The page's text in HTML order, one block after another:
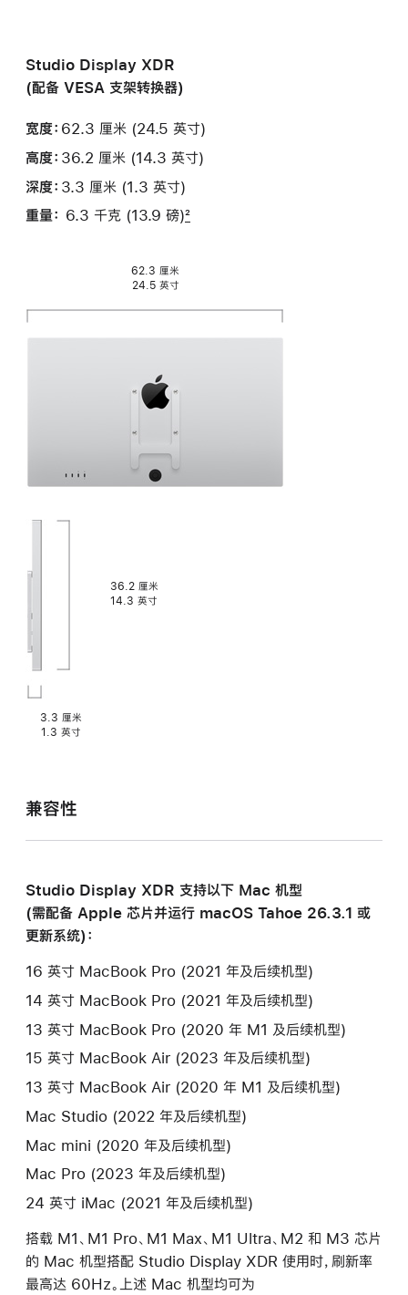
Studio Display XDR
(配备 VESA 支架转换器)
高度： 36.2 厘米 (14.3 英寸)
宽度： 62.3 厘米 (24.5 英寸)
深度： 3.3 厘米 (1.3 英寸)
重量： 6.3 千克 (13.9 磅)2
支
架
3.3 厘米
1.3 英寸
高
度：
36.2 厘米
14.3 英寸
宽
度：
62.3 厘米
24.5 英寸
兼容性
Studio Display XDR 支持以下 Mac 机型
(需配备 Apple 芯片并运行 macOS Tahoe 26.3.1 或
更新系统)：
16 英寸 MacBook Pro (2021 年及后续机型)
14 英寸 MacBook Pro (2021 年及后续机型)
13 英寸 MacBook Pro (2020 年 M1 及后续机型)
15 英寸 MacBook Air (2023 年及后续机型)
13 英寸 MacBook Air (2020 年 M1 及后续机型)
Mac Studio (2022 年及后续机型)
Mac mini (2020 年及后续机型)
Mac Pro (2023 年及后续机型)
24 英寸 iMac (2021 年及后续机型)
搭载 M1、M1 Pro、M1 Max、M1 Ultra、M2 和 M3 芯片
的 Mac 机型搭配 Studio Display XDR 使用时，刷新率
最高达 60Hz。上述 Mac 机型均可为